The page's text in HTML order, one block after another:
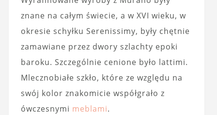
znane na całym świecie, a w XVI wieku, w
okresie schyłku Serenissimy, były chętnie
zamawiane przez dwory szlachty epoki
baroku. Szczególnie cenione było lattimi.
Mlecznobiałe szkło, które ze względu na
swój kolor znakomicie współgrało z
ówczesnymi meblami.